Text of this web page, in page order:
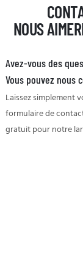
NOUS
Avez-vous des
Vous pouvez nous
Laissez simplement
formulaire de
gratuit pour notre